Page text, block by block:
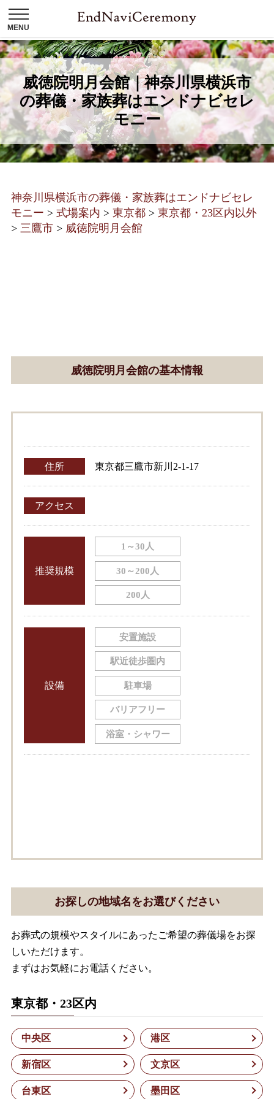
威徳院明月会館｜神奈川県横浜市
の葬儀・家族葬はエンドナビセレ
モニー
神奈川県横浜市の葬儀・家族葬はエンドナビセレ
モニー > 式場案内 > 東京都 > 東京都・23区内以外
> 三鷹市 > 威徳院明月会館
威徳院明月会館の基本情報
住所 東京都三鷹市新川2-1-17
アクセス
推奨規模
1～30人
30～200人
200人
設備
安置施設
駅近徒歩圏内
駐車場
バリアフリー
浴室・シャワー
お探しの地域名をお選びください
お葬式の規模やスタイルにあったご希望の葬儀場をお探
しいただけます。
まずはお気軽にお電話ください。
東京都・23区内
中央区 港区
新宿区 文京区
台東区 墨田区